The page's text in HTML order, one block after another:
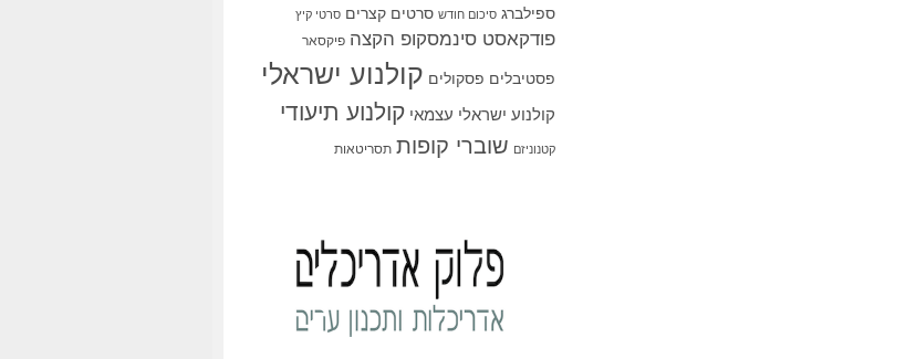
ספילברג סיכום חודש סרטים קצרים סרטי קיץ
פודקאסט סינמסקופ הקצה פיקסאר
פסטיבלים פסקולים קולנוע ישראלי
קולנוע ישראלי עצמאי קולנוע תיעודי
קטנוניזם שוברי קופות תסריטאות